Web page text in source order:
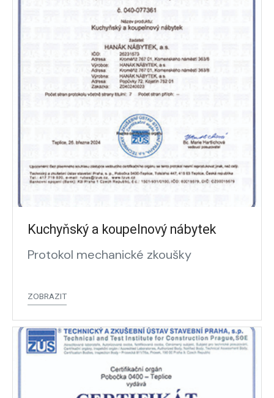
Kuchyňský a koupelnový nábytek
Protokol mechanické zkoušky
ZOBRAZIT